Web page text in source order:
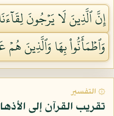
إِنَّ ٱلَّذِينَ لَا يَرۡجُونَ
وَٱطۡمَأَنُّواْ بِهَا وَٱلَّذِينَ
۞ التفسير
تقريب القرآن إلى